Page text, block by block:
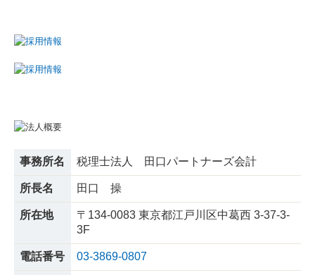
事務所名 税理士法人 田口パートナーズ会計
所長名 田口 操
所在地
〒134-0083 東京都江戸川区中葛西 3-37-3-
3F
電話番号 03-3869-0807